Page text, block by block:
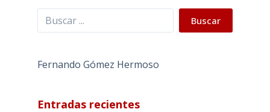
Buscar Buscar
Fernando Gómez Hermoso
Entradas recientes